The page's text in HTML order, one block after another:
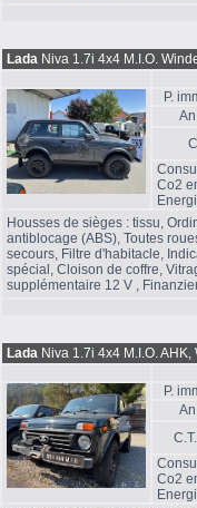
Lada Niva 1.7i 4x4 M.I.O.
P.
Co2
Housses de sièges : tissu,
antiblocage (ABS), Toutes
secours, Filtre d'habitacle,
spécial, Cloison de coffre,
supplémentaire 12 V ,
Lada Niva 1.7i 4x4 M.I.O.
P.
Co2